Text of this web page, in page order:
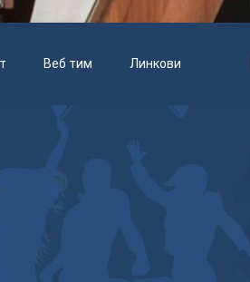
Веб тим Линкови